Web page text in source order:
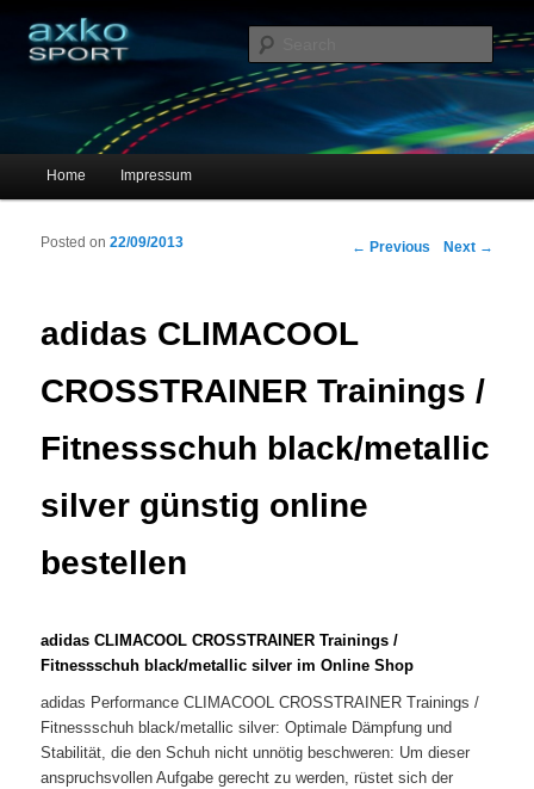
axko-sport – Sportschuhe online
Main menu
Skip to primary content
Skip to secondary content
Home Impressum
Post navigation
← Previous Next →
adidas CLIMACOOL
CROSSTRAINER Trainings /
Fitnessschuh black/metallic
silver günstig online
bestellen
Posted on22/09/2013
adidas CLIMACOOL CROSSTRAINER Trainings /
Fitnessschuh black/metallic silver im Online Shop
adidas Performance CLIMACOOL CROSSTRAINER Trainings /
Fitnessschuh black/metallic silver: Optimale Dämpfung und
Stabilität, die den Schuh nicht unnötig beschweren: Um dieser
anspruchsvollen Aufgabe gerecht zu werden, rüstet sich der